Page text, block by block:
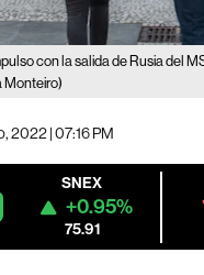
con la salida de Rusia del
Monteiro)
2022 | 07:16 PM
SNEX
+0.95%
75.91